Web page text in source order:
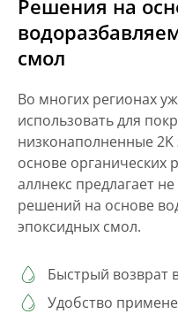
Решения на
смол
Во многих регионах
использовать для
низконаполненные
основе органических
аллнекс предлагает
решений на основе
эпоксидных смол.
Быстрый возврат
Удобство